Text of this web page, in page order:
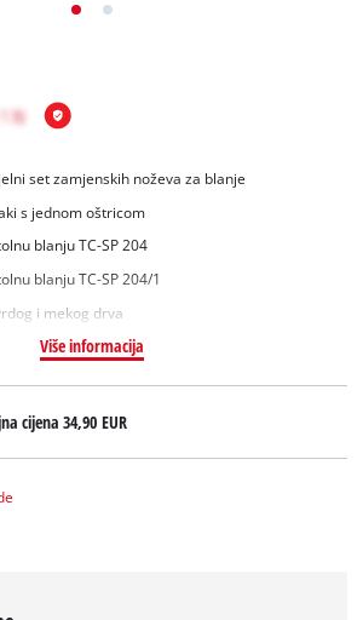
set zamjenskih noževa za blanje
s jednom oštricom
blanju TC-SP 204
blanju TC-SP 204/1
i mekog drva
Više informacija
cijena34,90 EUR